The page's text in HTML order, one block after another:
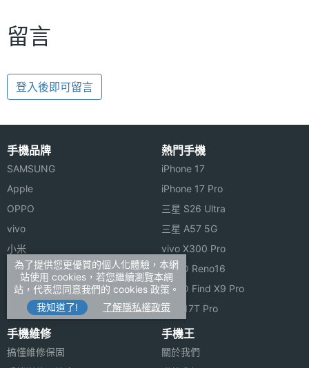
留言
登入後即可留言
手機品牌
SAMSUNG
Apple
OPPO
vivo
小米
ASUS
Sony
realme
熱門手機
iPhone 17
iPhone 17 Pro
三星 S26 Ultra
三星 A57 5G
vivo X300 Pro
OPPO Reno16
OPPO Find X9 Pro
小米 17T Pro
手機維修
搞懂維修保固
手機王
關於我們
為了提供您更優質的個人化體驗，本網
站使用 cookies，若您繼續瀏覽本網
站，代表您同意我們的 cookies 政策。
我知道了!
了解隱私權政策